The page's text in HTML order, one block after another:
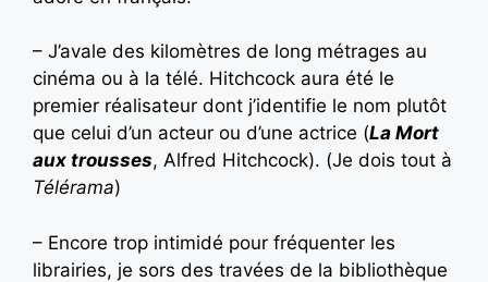
– J’avale des kilomètres de long métrages au
cinéma ou à la télé. Hitchcock aura été le
premier réalisateur dont j’identifie le nom plutôt
que celui d’un acteur ou d’une actrice (La Mort
aux trousses, Alfred Hitchcock). (Je dois tout à
Télérama)
– Encore trop intimidé pour fréquenter les
librairies, je sors des travées de la bibliothèque